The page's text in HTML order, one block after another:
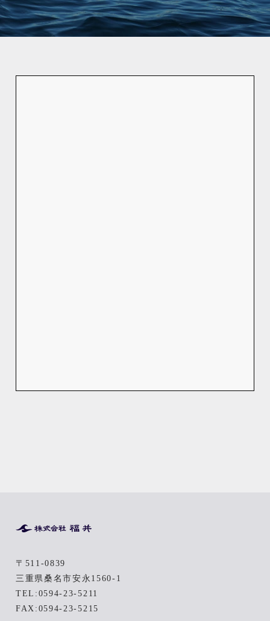
〒511-0839
三重県桑名市安永1560-1
TEL: 0594-23-5211
FAX:0594-23-5215